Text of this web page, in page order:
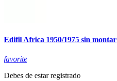
Edifil Africa 1950/1975 sin montar
favorite
Debes de estar registrado